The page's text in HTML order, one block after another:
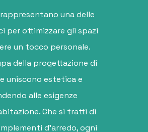
una delle
per ottimizzare gli spazi
un tocco personale.
della progettazione di
uniscono estetica e
alle esigenze
Che si tratti di
d'arredo, ogni